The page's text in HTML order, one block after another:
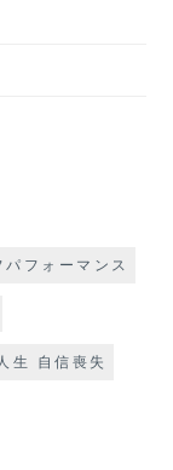
パフォーマンス
人生 自信喪失